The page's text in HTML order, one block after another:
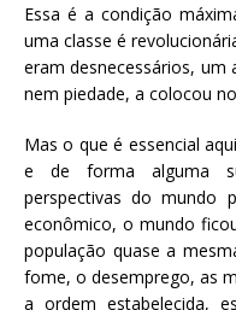
Essa é a condição
uma classe é
eram desnecessários, um
nem piedade, a colocou
Mas o que é essencial
e de forma alguma
perspectivas do mundo
econômico, o mundo
população quase a
fome, o desemprego, as
a ordem estabelecida,